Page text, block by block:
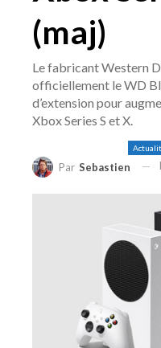
(maj)
Le fabricant Western
officiellement le WD
d’extension pour
Xbox Series S et X.
Par Sebastien